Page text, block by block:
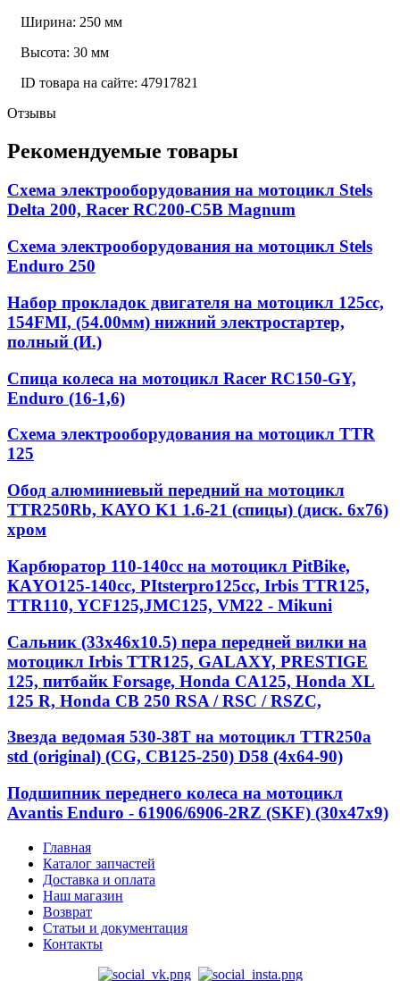
Ширина: 250 мм
Высота: 30 мм
ID товара на сайте: 47917821
Отзывы
Рекомендуемые товары
Схема электрооборудования на мотоцикл Stels
Delta 200, Racer RC200-C5B Magnum
Схема электрооборудования на мотоцикл Stels
Enduro 250
Набор прокладок двигателя на мотоцикл 125cc,
154FMI, (54.00мм) нижний электростартер,
полный (И.)
Спица колеса на мотоцикл Racer RC150-GY,
Enduro (16-1,6)
Схема электрооборудования на мотоцикл TTR
125
Обод алюминиевый передний на мотоцикл
TTR250Rb, KAYO K1 1.6-21 (спицы) (диск. 6x76)
хром
Карбюратор 110-140cc на мотоцикл PitBike,
КАYО125-140сс, РItstеrрrо125сс, Irbis TTR125,
TTR110, YCF125,JMC125, VM22 - Mikuni
Сальник (33х46х10.5) пера передней вилки на
мотоцикл Irbis TTR125, GALAXY, PRESTIGE
125, питбайк Forsage, Honda CA125, Honda XL
125 R, Honda CB 250 RSA / RSC / RSZC,
Звезда ведомая 530-38T на мотоцикл TTR250a
std (original) (CG, CB125-250) D58 (4x64-90)
Подшипник переднего колеса на мотоцикл
Avantis Enduro - 61906/6906-2RZ (SKF) (30x47x9)
Главная
Каталог запчастей
Доставка и оплата
Наш магазин
Возврат
Статьи и документация
Контакты